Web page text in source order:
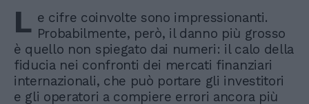
L e cifre coinvolte sono impressionanti.
Probabilmente, però, il danno più grosso
è quello non spiegato dai numeri: il calo della
fiducia nei confronti dei mercati finanziari
internazionali, che può portare gli investitori
e gli operatori a compiere errori ancora più